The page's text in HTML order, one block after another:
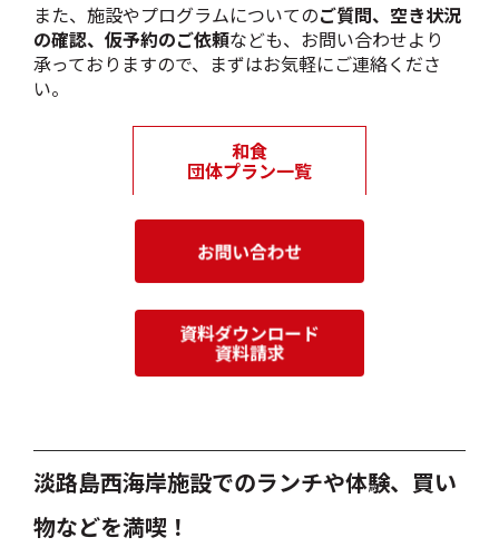
また、施設やプログラムについてのご質問、空き状況
の確認、仮予約のご依頼なども、お問い合わせより
承っておりますので、まずはお気軽にご連絡くださ
い。
淡路島西海岸施設でのランチや体験、買い
物などを満喫！